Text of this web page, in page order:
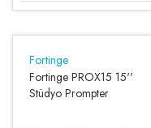
Fortinge
Fortinge PROX15 15''
Stüdyo Prompter